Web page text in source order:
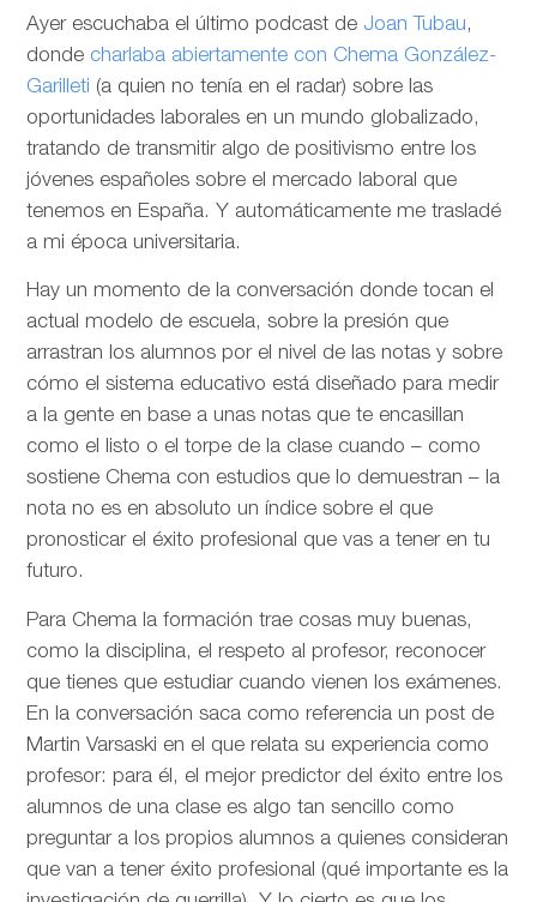
Ayer escuchaba el último podcast de Joan Tubau,
donde charlaba abiertamente con Chema González-
Garilleti (a quien no tenía en el radar) sobre las
oportunidades laborales en un mundo globalizado,
tratando de transmitir algo de positivismo entre los
jóvenes españoles sobre el mercado laboral que
tenemos en España. Y automáticamente me trasladé
a mi época universitaria.
Hay un momento de la conversación donde tocan el
actual modelo de escuela, sobre la presión que
arrastran los alumnos por el nivel de las notas y sobre
cómo el sistema educativo está diseñado para medir
a la gente en base a unas notas que te encasillan
como el listo o el torpe de la clase cuando – como
sostiene Chema con estudios que lo demuestran – la
nota no es en absoluto un índice sobre el que
pronosticar el éxito profesional que vas a tener en tu
futuro.
Para Chema la formación trae cosas muy buenas,
como la disciplina, el respeto al profesor, reconocer
que tienes que estudiar cuando vienen los exámenes.
En la conversación saca como referencia un post de
Martin Varsaski en el que relata su experiencia como
profesor: para él, el mejor predictor del éxito entre los
alumnos de una clase es algo tan sencillo como
preguntar a los propios alumnos a quienes consideran
que van a tener éxito profesional (qué importante es la